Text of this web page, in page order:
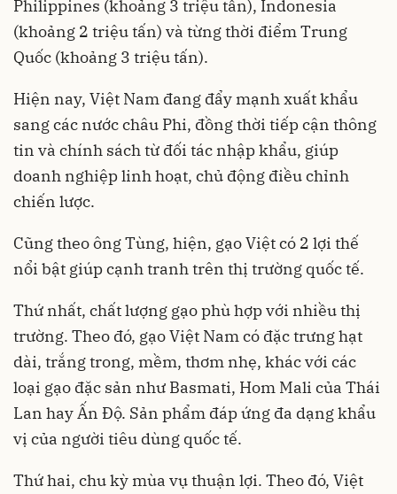
Philippines (khoảng 3 triệu tấn), Indonesia
(khoảng 2 triệu tấn) và từng thời điểm Trung
Quốc (khoảng 3 triệu tấn).
Hiện nay, Việt Nam đang đẩy mạnh xuất khẩu
sang các nước châu Phi, đồng thời tiếp cận thông
tin và chính sách từ đối tác nhập khẩu, giúp
doanh nghiệp linh hoạt, chủ động điều chỉnh
chiến lược.
Cũng theo ông Tùng, hiện, gạo Việt có 2 lợi thế
nổi bật giúp cạnh tranh trên thị trường quốc tế.
Thứ nhất, chất lượng gạo phù hợp với nhiều thị
trường. Theo đó, gạo Việt Nam có đặc trưng hạt
dài, trắng trong, mềm, thơm nhẹ, khác với các
loại gạo đặc sản như Basmati, Hom Mali của Thái
Lan hay Ấn Độ. Sản phẩm đáp ứng đa dạng khẩu
vị của người tiêu dùng quốc tế.
Thứ hai, chu kỳ mùa vụ thuận lợi. Theo đó, Việt